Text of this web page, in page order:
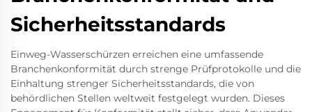
Sicherheitsstandards
Einweg-Wasserschürzen erreichen eine umfassende
Branchenkonformität durch strenge Prüfprotokolle und die
Einhaltung strenger Sicherheitsstandards, die von
behördlichen Stellen weltweit festgelegt wurden. Dieses